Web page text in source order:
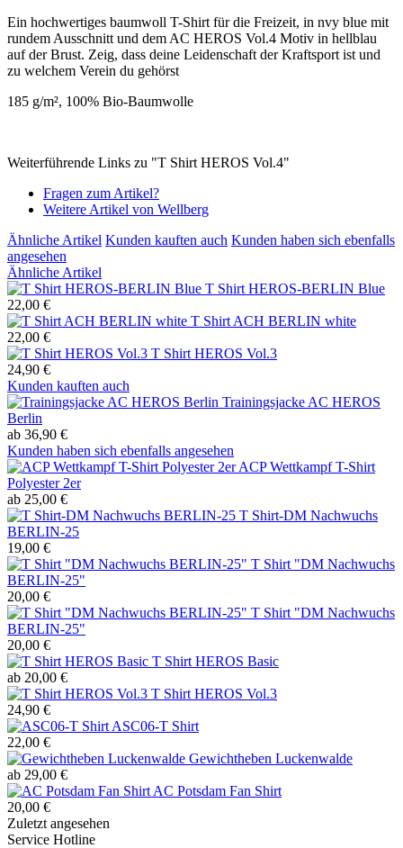
Ein hochwertiges baumwoll T-Shirt für die Freizeit, in nvy blue mit
rundem Ausschnitt und dem AC HEROS Vol.4 Motiv in hellblau
auf der Brust. Zeig, dass deine Leidenschaft der Kraftsport ist und
zu welchem Verein du gehörst
185 g/m², 100% Bio-Baumwolle
Weiterführende Links zu "T Shirt HEROS Vol.4"
Fragen zum Artikel?
Weitere Artikel von Wellberg
Ähnliche Artikel Kunden kauften auch Kunden haben sich ebenfalls
angesehen
Ähnliche Artikel
T Shirt HEROS-BERLIN Blue
22,00 €
T Shirt ACH BERLIN white
22,00 €
T Shirt HEROS Vol.3
24,90 €
Kunden kauften auch
Trainingsjacke AC HEROS
Berlin
ab 36,90 €
Kunden haben sich ebenfalls angesehen
ACP Wettkampf T-Shirt
Polyester 2er
ab 25,00 €
T Shirt-DM Nachwuchs
BERLIN-25
19,00 €
T Shirt "DM Nachwuchs
BERLIN-25"
20,00 €
T Shirt "DM Nachwuchs
BERLIN-25"
20,00 €
T Shirt HEROS Basic
ab 20,00 €
T Shirt HEROS Vol.3
24,90 €
ASC06-T Shirt
22,00 €
Gewichtheben Luckenwalde
ab 29,00 €
AC Potsdam Fan Shirt
20,00 €
Zuletzt angesehen
Service Hotline